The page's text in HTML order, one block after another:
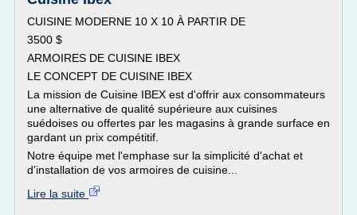
CUISINE MODERNE 10 X 10 À PARTIR DE
3500 $
ARMOIRES DE CUISINE IBEX
LE CONCEPT DE CUISINE IBEX
La mission de Cuisine IBEX est d'offrir aux consommateurs
une alternative de qualité supérieure aux cuisines
suédoises ou offertes par les magasins à grande surface en
gardant un prix compétitif.
Notre équipe met l'emphase sur la simplicité d'achat et
d'installation de vos armoires de cuisine...
Lire la suite